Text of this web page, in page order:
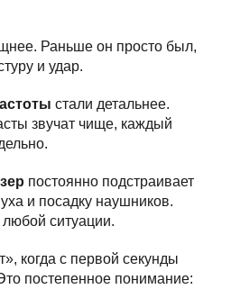
Раньше он просто был,
и удар.
стали детальнее.
звучат чище, каждый
постоянно подстраивает
и посадку наушников.
любой ситуации.
когда с первой секунды
постепенное понимание: